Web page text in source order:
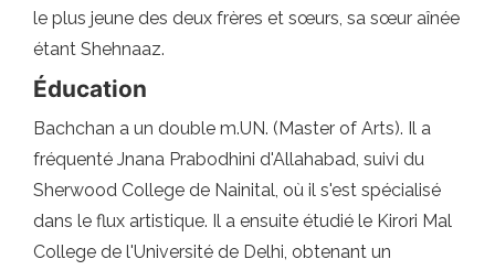
le plus jeune des deux frères et sœurs, sa sœur aînée
étant Shehnaaz.
Éducation
Bachchan a un double m.UN. (Master of Arts). Il a
fréquenté Jnana Prabodhini d'Allahabad, suivi du
Sherwood College de Nainital, où il s'est spécialisé
dans le flux artistique. Il a ensuite étudié le Kirori Mal
College de l'Université de Delhi, obtenant un